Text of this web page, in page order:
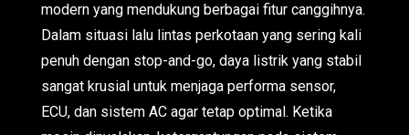
modern yang mendukung berbagai fitur canggihnya.
Dalam situasi lalu lintas perkotaan yang sering kali
penuh dengan stop-and-go, daya listrik yang stabil
sangat krusial untuk menjaga performa sensor,
ECU, dan sistem AC agar tetap optimal. Ketika